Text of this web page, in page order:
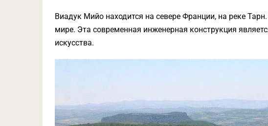
Виадук Мийо находится на севере Франции, на реке
мире. Эта современная инженерная конструкция
искусства.